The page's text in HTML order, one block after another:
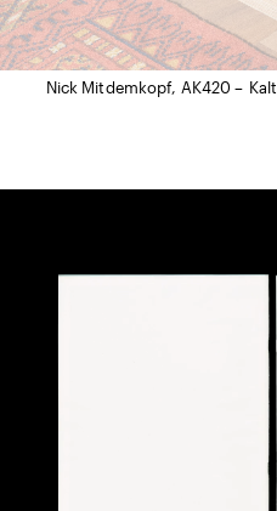
Nick Mitdemkopf, AK420 – Kalt